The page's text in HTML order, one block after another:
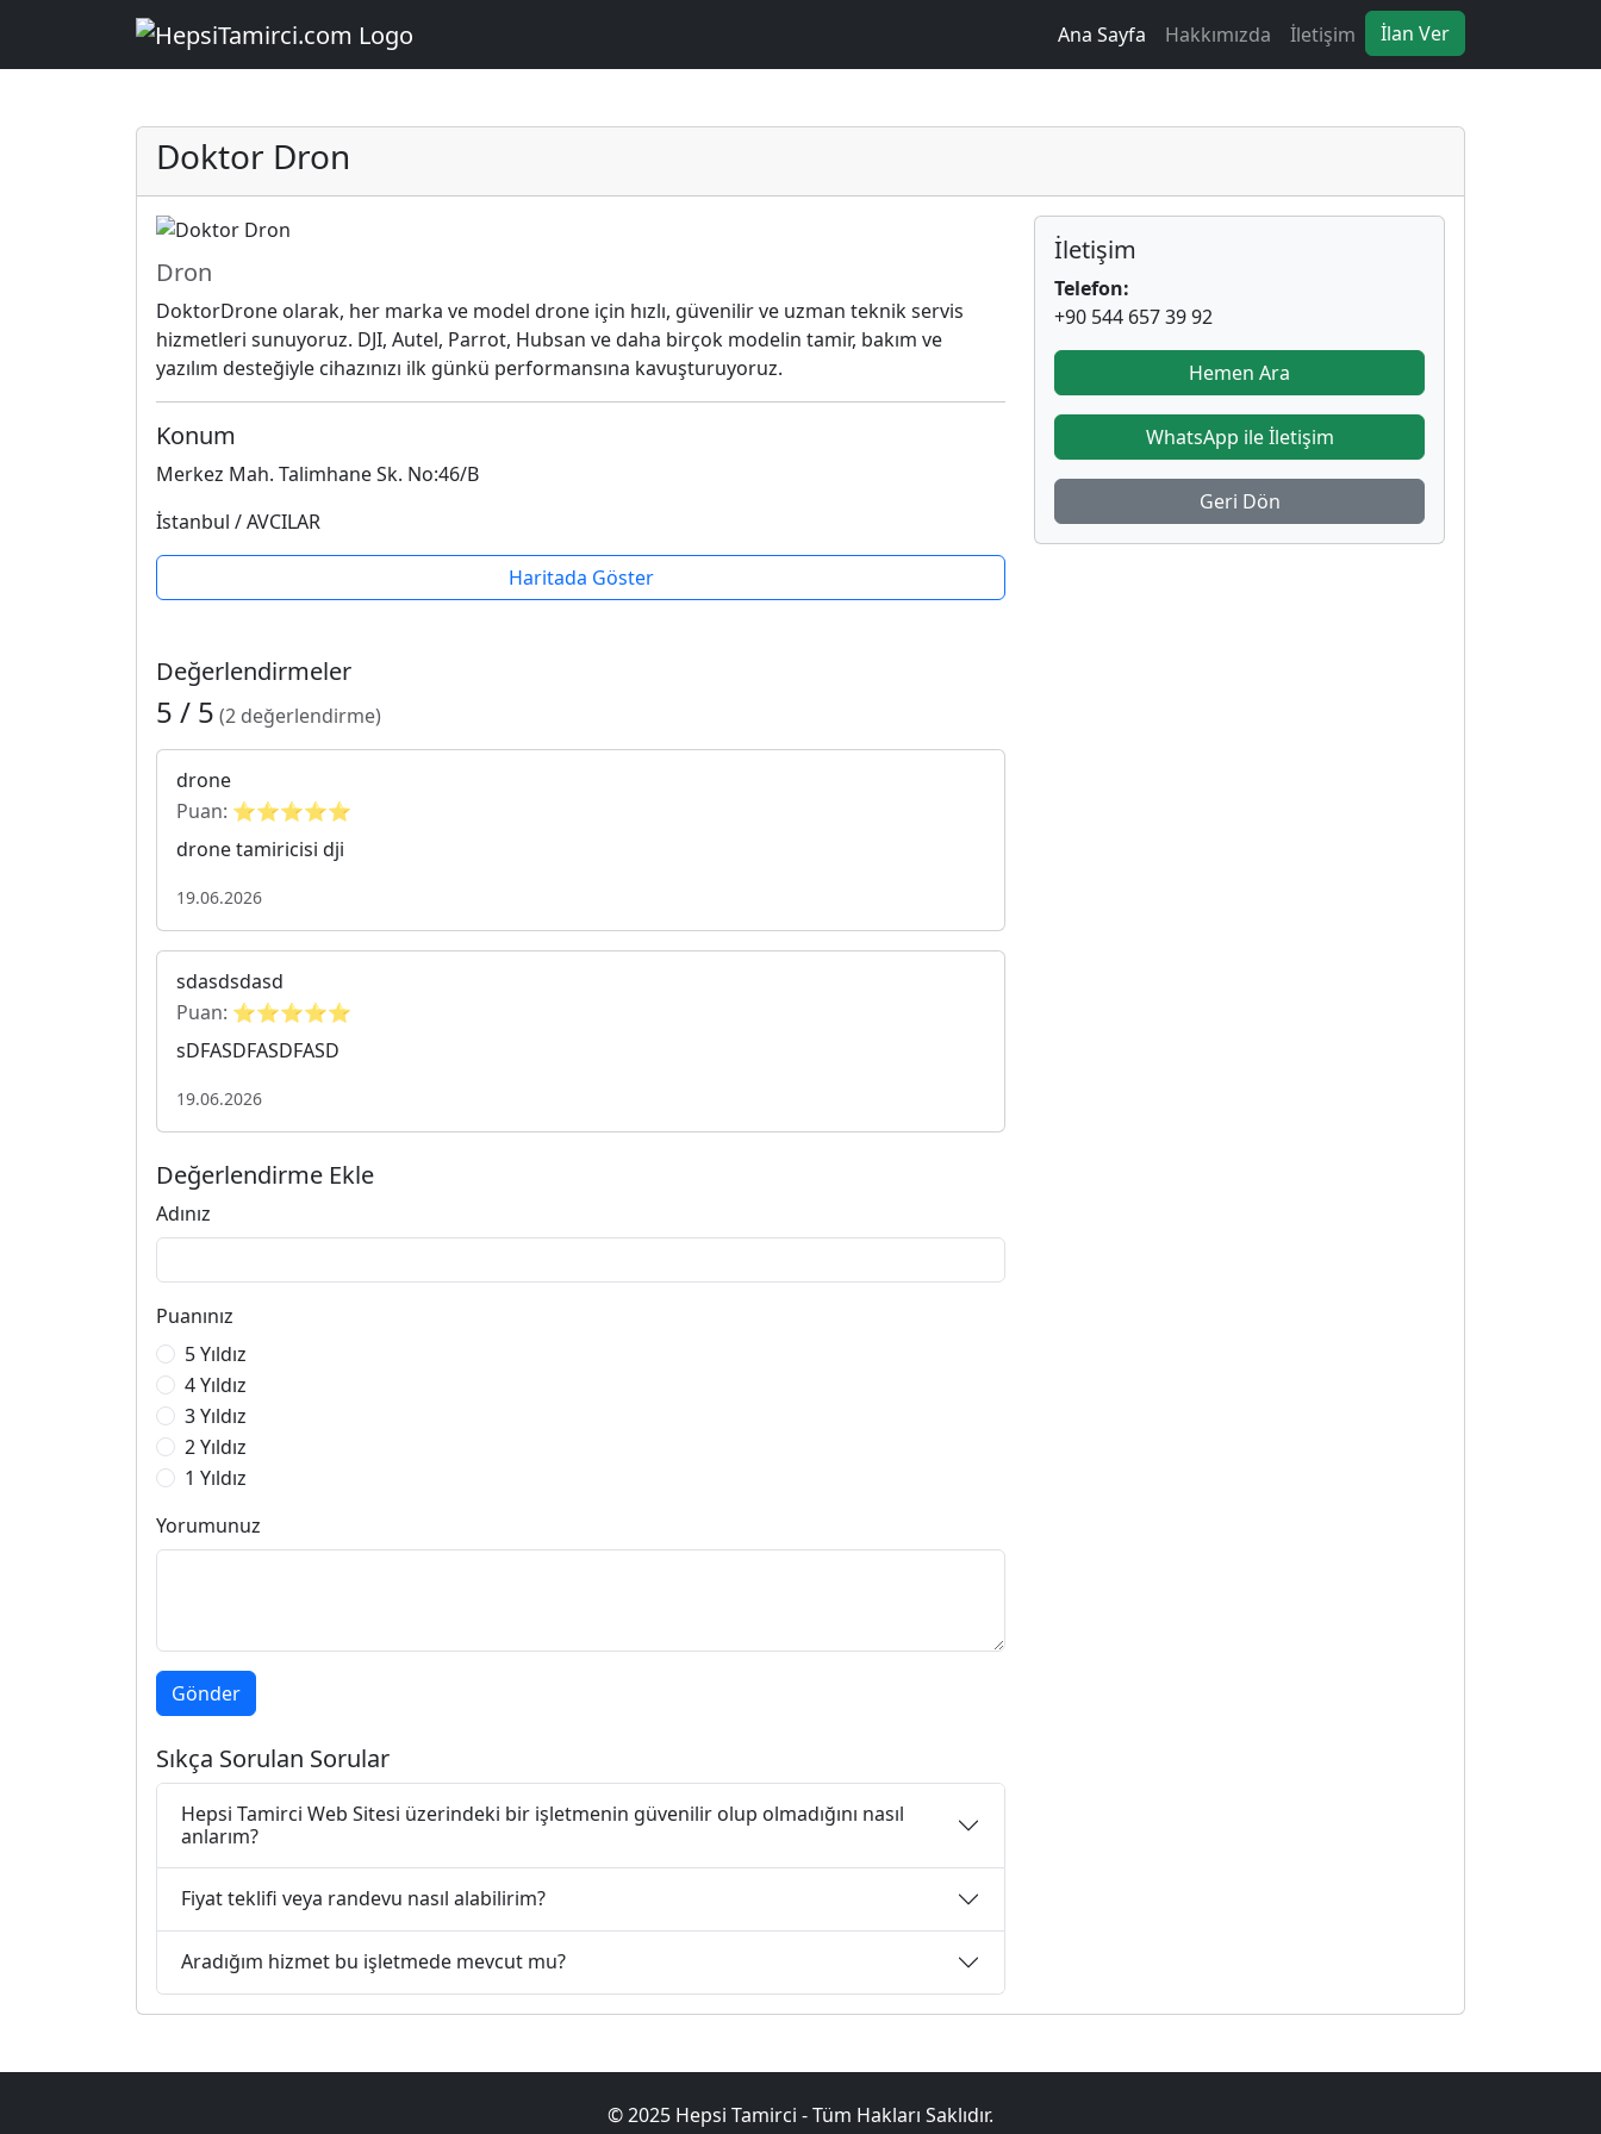
Ana Sayfa Hakkımızda İletişim İlan Ver
Doktor Dron
Dron
DoktorDrone olarak, her marka ve model drone için hızlı, güvenilir ve uzman teknik servis
hizmetleri sunuyoruz. DJI, Autel, Parrot, Hubsan ve daha birçok modelin tamir, bakım ve
yazılım desteğiyle cihazınızı ilk günkü performansına kavuşturuyoruz.
Konum
Merkez Mah. Talimhane Sk. No:46/B
İstanbul / AVCILAR
Haritada Göster
Değerlendirmeler
5 / 5 (2 değerlendirme)
drone
Puan: ⭐⭐⭐⭐⭐
drone tamiricisi dji
19.06.2026
sdasdsdasd
Puan: ⭐⭐⭐⭐⭐
sDFASDFASDFASD
19.06.2026
Değerlendirme Ekle
Adınız
Puanınız
5 Yıldız
4 Yıldız
3 Yıldız
2 Yıldız
1 Yıldız
Yorumunuz
Gönder
Sıkça Sorulan Sorular
Hepsi Tamirci Web Sitesi üzerindeki bir işletmenin güvenilir olup olmadığını nasıl
anlarım?
Fiyat teklifi veya randevu nasıl alabilirim?
Aradığım hizmet bu işletmede mevcut mu?
İletişim
Telefon:
+90 544 657 39 92
Hemen Ara
WhatsApp ile İletişim
Geri Dön
© 2025 Hepsi Tamirci - Tüm Hakları Saklıdır.